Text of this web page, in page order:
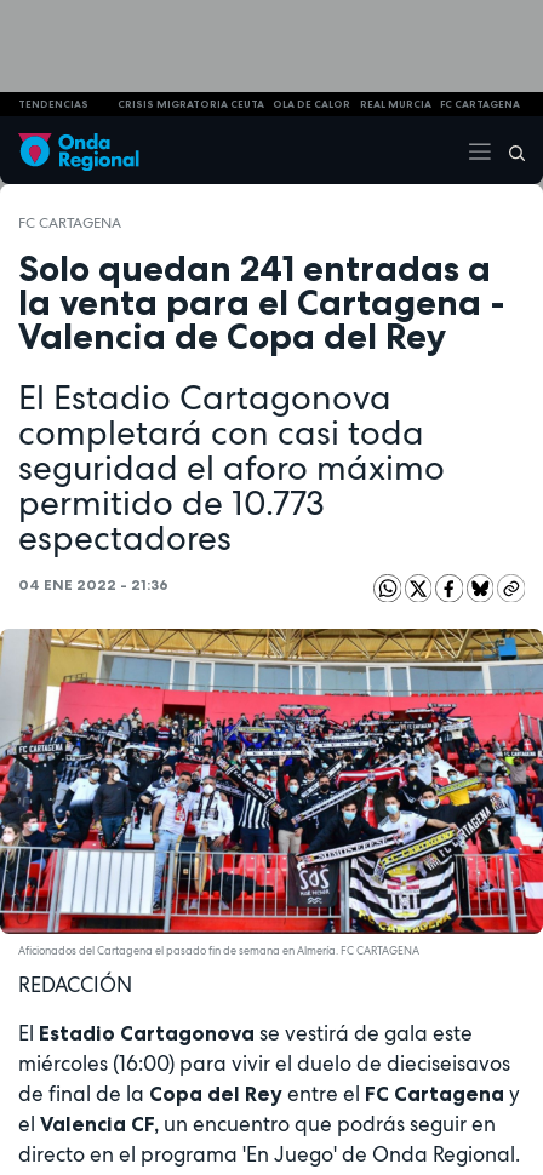
TENDENCIAS CRISIS MIGRATORIA CEUTA OLA DE CALOR REAL MURCIA FC CARTAGENA
FC CARTAGENA
Solo quedan 241 entradas a
la venta para el Cartagena -
Valencia de Copa del Rey
El Estadio Cartagonova
completará con casi toda
seguridad el aforo máximo
permitido de 10.773
espectadores
04 ENE 2022 - 21:36
Aficionados del Cartagena el pasado fin de semana en Almería. FC CARTAGENA
REDACCIÓN
El Estadio Cartagonova se vestirá de gala este
miércoles (16:00) para vivir el duelo de dieciseisavos
de final de la Copa del Rey entre el FC Cartagena y
el Valencia CF, un encuentro que podrás seguir en
directo en el programa 'En Juego' de Onda Regional.